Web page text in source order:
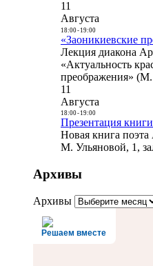
11
Августа
18:00- 19:00
«Заоникиевские
Лекция диакона
«Актуальность
преображения»
11
Августа
18:00- 19:00
Презентация
Новая книга
М. Ульяновой, 1,
Архивы
Архивы
Решаем вместе